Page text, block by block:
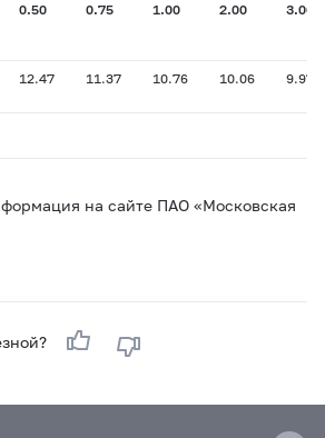
0.50 0.75 1.00 2.00 3.00
12.47 11.37 10.76 10.06 9.97
на сайте ПАО «Московская